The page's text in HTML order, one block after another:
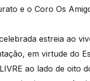
e o Coro Os
estreia ao
em virtude do
ao lado de oito